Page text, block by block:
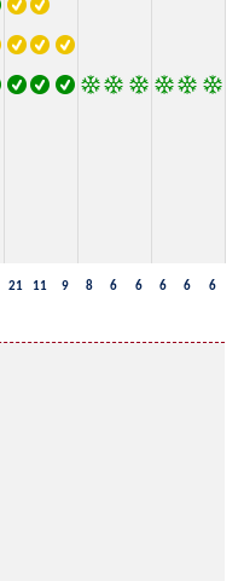
21 11 9 8 6 6 6 6 6